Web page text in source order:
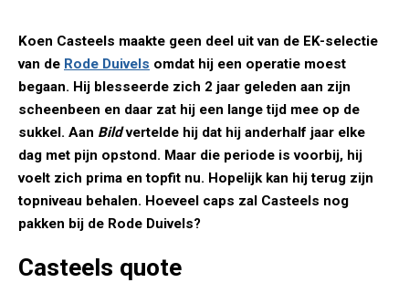
Koen Casteels maakte geen deel uit van de EK-selectie
van de Rode Duivels omdat hij een operatie moest
begaan. Hij blesseerde zich 2 jaar geleden aan zijn
scheenbeen en daar zat hij een lange tijd mee op de
sukkel. Aan Bildvertelde hij dat hij anderhalf jaar elke
dag met pijn opstond. Maar die periode is voorbij, hij
voelt zich prima en topfit nu. Hopelijk kan hij terug zijn
topniveau behalen. Hoeveel caps zal Casteels nog
pakken bij de Rode Duivels?
Casteels quote